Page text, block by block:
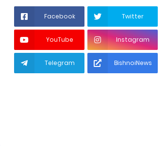
Facebook Twitter
YouTube Instagram
Telegram BishnoiNews